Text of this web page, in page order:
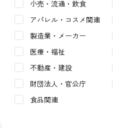
小売・流通・飲食
アパレル・コスメ関連
製造業・メーカー
医療・福祉
不動産・建設
財団法人・官公庁
食品関連